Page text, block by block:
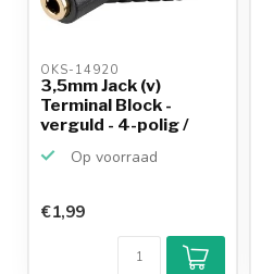
OKS-14920
3,5mm Jack (v)
Terminal Block -
verguld - 4-polig /
Op voorraad
€1,99